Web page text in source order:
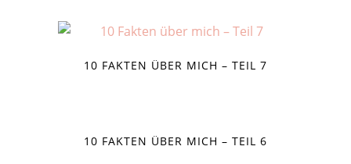
10 FAKTEN ÜBER MICH – TEIL 7
10 FAKTEN ÜBER MICH – TEIL 6